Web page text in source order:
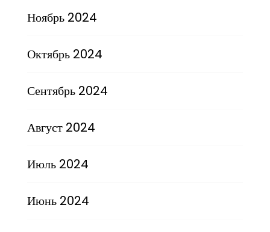
Ноябрь 2024
Октябрь 2024
Сентябрь 2024
Август 2024
Июль 2024
Июнь 2024